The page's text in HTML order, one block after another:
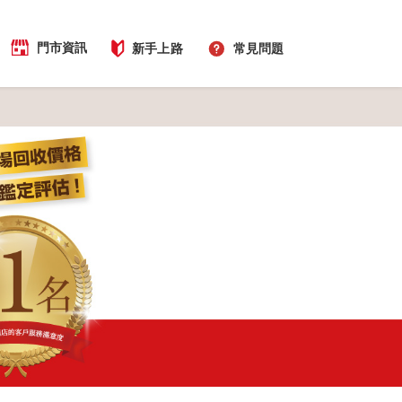
門市資訊 新手上路 常見問題